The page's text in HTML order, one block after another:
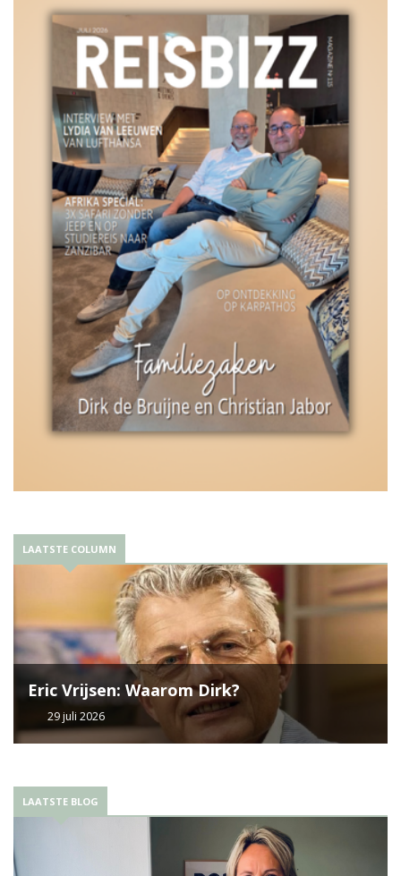
LAATSTE COLUMN
Eric Vrijsen: Waarom Dirk?
29 juli 2026
LAATSTE BLOG